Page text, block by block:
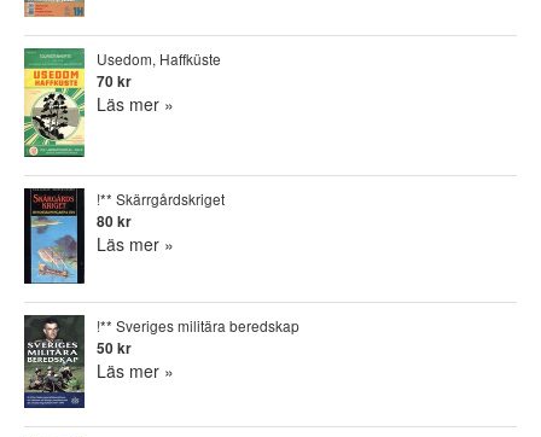
Usedom, Haffküste
70 kr
Läs mer »
!** Skärrgårdskriget
80 kr
Läs mer »
!** Sveriges militära beredskap
50 kr
Läs mer »